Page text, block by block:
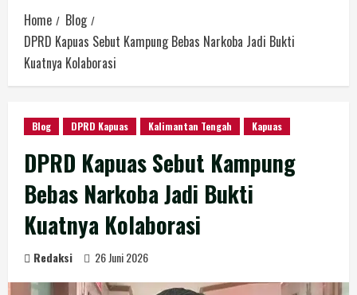
Home
Blog
DPRD Kapuas Sebut Kampung Bebas Narkoba Jadi Bukti
Kuatnya Kolaborasi
Blog DPRD Kapuas Kalimantan Tengah Kapuas
DPRD Kapuas Sebut Kampung
Bebas Narkoba Jadi Bukti
Kuatnya Kolaborasi
Redaksi 26 Juni 2026